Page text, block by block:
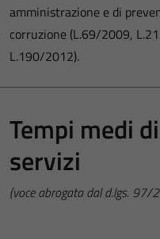
amministrazione e di
corruzione (L.69/2009,
L.190/2012).
Tempi medi
servizi
(voce abrogata dal d.lgs. 97/